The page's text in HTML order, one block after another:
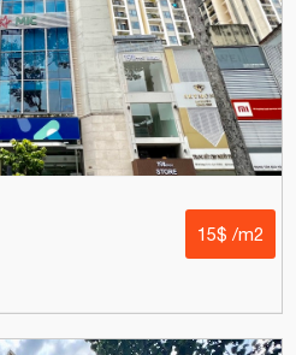
15$ /m2